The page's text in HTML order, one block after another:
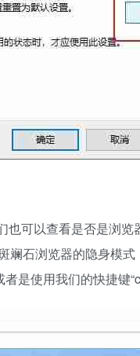
可以查看是否是浏
石浏览器的隐身模
是使用我们的快捷键